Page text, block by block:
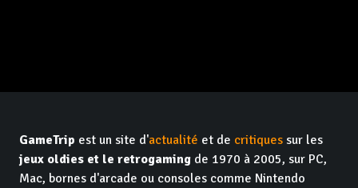
GameTrip est un site d'actualité et de critiques sur les
jeux oldies et le retrogaming de 1970 à 2005, sur PC,
Mac, bornes d'arcade ou consoles comme Nintendo